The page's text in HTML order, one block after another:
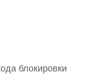
блокировки